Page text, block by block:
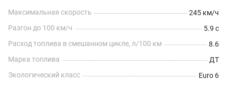
Максимальная скорость
245 км/ч
Разгон до 100 км/ч
5.9 с
Расход топлива в смешанном цикле, л/100 км
8.6
Марка топлива
ДТ
Экологический класс
Euro 6